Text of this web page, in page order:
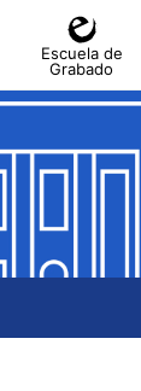
Escuela de
Grabado